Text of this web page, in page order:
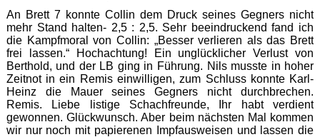
An Brett 7 konnte Collin dem Druck seines Gegners nicht
mehr Stand halten- 2,5 : 2,5. Sehr beeindruckend fand ich
die Kampfmoral von Collin: „Besser verlieren als das Brett
frei lassen.“ Hochachtung! Ein unglücklicher Verlust von
Berthold, und der LB ging in Führung. Nils musste in hoher
Zeitnot in ein Remis einwilligen, zum Schluss konnte Karl-
Heinz die Mauer seines Gegners nicht durchbrechen.
Remis. Liebe listige Schachfreunde, Ihr habt verdient
gewonnen. Glückwunsch. Aber beim nächsten Mal kommen
wir nur noch mit papierenen Impfausweisen und lassen die